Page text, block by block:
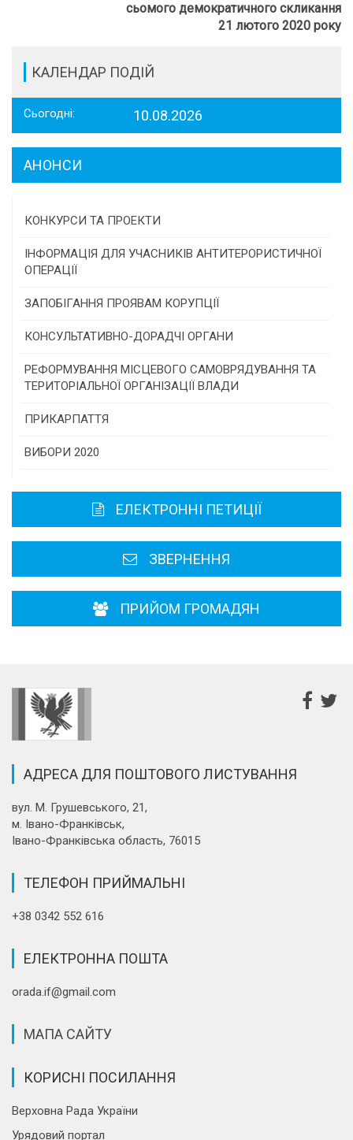
сьомого демократичного скликання
21 лютого 2020 року
КАЛЕНДАР ПОДІЙ
Сьогодні: 10.08.2026
АНОНСИ
КОНКУРСИ ТА ПРОЕКТИ
Конкурс проектів та програм місцевого
самоврядування
Конкурс інститутів громадянського суспільства
Програми/конкурси МТД
ІНФОРМАЦІЯ ДЛЯ УЧАСНИКІВ АНТИТЕРОРИСТИЧНОЇ
ОПЕРАЦІЇ
ЗАПОБІГАННЯ ПРОЯВАМ КОРУПЦІЇ
КОНСУЛЬТАТИВНО-ДОРАДЧІ ОРГАНИ
Консультативна рада
РЕФОРМУВАННЯ МІСЦЕВОГО САМОВРЯДУВАННЯ ТА
ТЕРИТОРІАЛЬНОЇ ОРГАНІЗАЦІЇ ВЛАДИ
ПРИКАРПАТТЯ
Історична довідка
Районні, міські ради
ВИБОРИ 2020
ЕЛЕКТРОННІ ПЕТИЦІЇ
ЗВЕРНЕННЯ
ПРИЙОМ ГРОМАДЯН
АДРЕСА ДЛЯ ПОШТОВОГО ЛИСТУВАННЯ
вул. М. Грушевського, 21,
м. Івано-Франківськ,
Івано-Франківська область, 76015
ТЕЛЕФОН ПРИЙМАЛЬНІ
+38 0342 552 616
ЕЛЕКТРОННА ПОШТА
orada.if@gmail.com
МАПА САЙТУ
КОРИСНІ ПОСИЛАННЯ
Верховна Рада України
Урядовий портал